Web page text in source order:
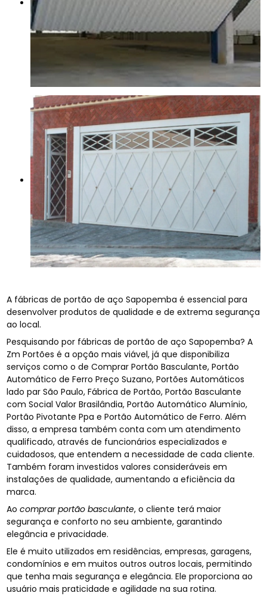
A fábricas de portão de aço Sapopemba é essencial para
desenvolver produtos de qualidade e de extrema segurança
ao local.
Pesquisando por fábricas de portão de aço Sapopemba? A
Zm Portões é a opção mais viável, já que disponibiliza
serviços como o de Comprar Portão Basculante, Portão
Automático de Ferro Preço Suzano, Portões Automáticos
lado par São Paulo, Fábrica de Portão, Portão Basculante
com Social Valor Brasilândia, Portão Automático Alumínio,
Portão Pivotante Ppa e Portão Automático de Ferro. Além
disso, a empresa também conta com um atendimento
qualificado, através de funcionários especializados e
cuidadosos, que entendem a necessidade de cada cliente.
Também foram investidos valores consideráveis em
instalações de qualidade, aumentando a eficiência da
marca.
Aocomprar portão basculante, o cliente terá maior
segurança e conforto no seu ambiente, garantindo
elegância e privacidade.
Ele é muito utilizados em residências, empresas, garagens,
condomínios e em muitos outros outros locais, permitindo
que tenha mais segurança e elegância. Ele proporciona ao
usuário mais praticidade e agilidade na sua rotina.